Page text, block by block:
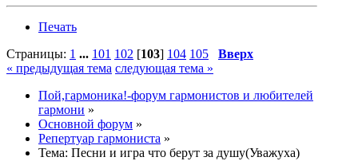
Печать
Страницы: 1 ... 101 102 [103] 104 105
Вверх
« предыдущая тема следующая тема »
Пой,гармоника!-форум гармонистов и любителей
гармони »
Основной форум »
Репертуар гармониста »
Тема: Песни и игра что берут за душу(Уважуха)